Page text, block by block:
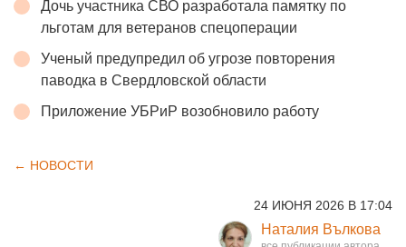
Дочь участника СВО разработала памятку по
льготам для ветеранов спецоперации
Ученый предупредил об угрозе повторения
паводка в Свердловской области
Приложение УБРиР возобновило работу
← НОВОСТИ
24 ИЮНЯ 2026 В 17:04
Наталия Вълкова